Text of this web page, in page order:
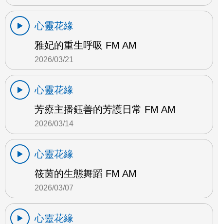
心靈花緣
雅妃的重生呼吸 FM AM
2026/03/21
心靈花緣
芳療主播鈺善的芳護日常 FM AM
2026/03/14
心靈花緣
筱茵的生態舞蹈 FM AM
2026/03/07
心靈花緣